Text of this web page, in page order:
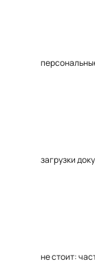
загрузки
не стоит: